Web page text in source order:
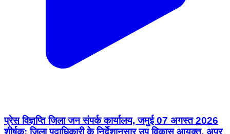
प्रेस विज्ञप्ति जिला जन संपर्क कार्यालय, जमुई 07 अगस्त 2026
शीर्षक: जिला पदाधिकारी के निर्देशानुसार उप विकास आयुक्त, अपर